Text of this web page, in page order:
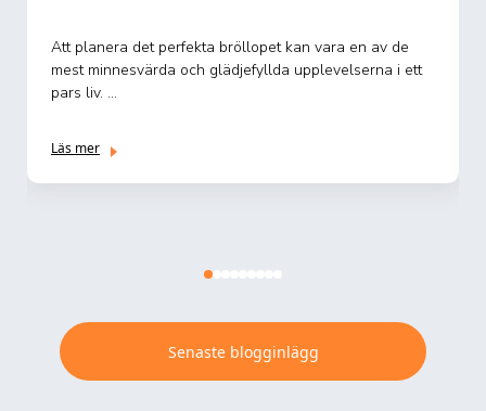
Att planera det perfekta bröllopet kan vara en av de
mest minnesvärda och glädjefyllda upplevelserna i ett
pars liv. ...
Läs mer
Senaste blogginlägg